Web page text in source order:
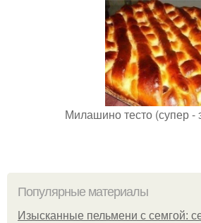
Милашино тесто (супер -
Популярные материалы
Изысканные пельмени с семгой: